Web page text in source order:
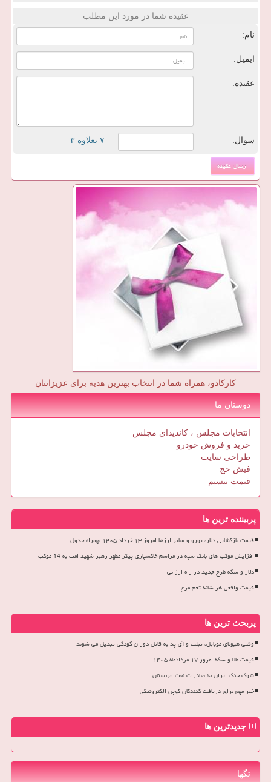
عقیده شما در مورد این مطلب
نام:
ایمیل:
عقیده:
سوال: = ۷ بعلاوه ۳
کارکادو، همراه شما در انتخاب بهترین هدیه برای عزیزانتان
دوستان ما
انتخابات مجلس ، کاندیدای مجلس
خرید و فروش خودرو
طراحی سایت
فیش حج
قیمت بیسیم
پربیننده ترین ها
قیمت بازگشایی دلار، یورو و سایر ارزها امروز ۱۳ خرداد ۱۴۰۵ بهمراه جدول
افزایش موکب های بانک سپه در مراسم خاکسپاری پیکر مطهر رهبر شهید امت به 14 موکب
دلار و سکه طرح جدید در راه ارزانی
قیمت واقعی هر شانه تخم مرغ
پربحث ترین ها
وقتی هیولای موبایل، تبلت و آی پد به قاتل دوران کودکی تبدیل می شوند
قیمت طلا و سکه امروز ۱۷ مردادماه ۱۴۰۵
شوک جنگ ایران به صادرات نفت عربستان
خبر مهم برای دریافت کنندگان کوپن الکترونیکی
جدیدترین ها
تگها